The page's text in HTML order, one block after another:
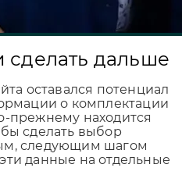
сделать дальше
оставался потенциал
о комплектации
прежнему находится
сделать выбор
следующим шагом
данные на отдельные